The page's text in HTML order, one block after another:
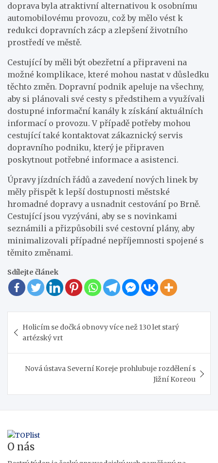
doprava byla atraktivní alternativou k osobnímu
automobilovému provozu, což by mělo vést k
redukci dopravních zácp a zlepšení životního
prostředí ve městě.
Cestující by měli být obezřetní a připraveni na
možné komplikace, které mohou nastat v důsledku
těchto změn. Dopravní podnik apeluje na všechny,
aby si plánovali své cesty s předstihem a využívali
dostupné informační kanály k získání aktuálních
informací o provozu. V případě potřeby mohou
cestující také kontaktovat zákaznický servis
dopravního podniku, který je připraven
poskytnout potřebné informace a asistenci.
Úpravy jízdních řádů a zavedení nových linek by
měly přispět k lepší dostupnosti městské
hromadné dopravy a usnadnit cestování po Brně.
Cestující jsou vyzýváni, aby se s novinkami
seznámili a přizpůsobili své cestovní plány, aby
minimalizovali případné nepříjemnosti spojené s
těmito změnami.
Sdílejte článek
pro
příspěvek
Holicím se dočká obnovy více než 130 let starý
artézský vrt
Nová ústava Severní Koreje prohlubuje rozdělení s
Jižní Koreou
O nás